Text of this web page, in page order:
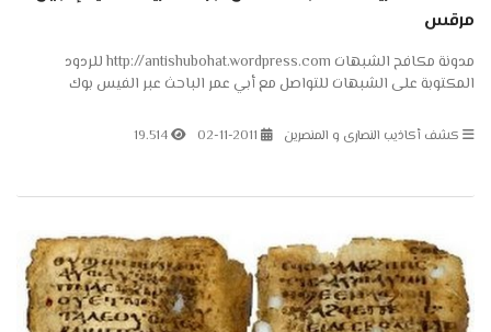
مرقس
مدونة مكافح الشبهات http://antishubohat.wordpress.com للردود
المكتوبة على الشبهات للتواصل مع أبي عمر الباحث عبر الفيس بوك
كشف أكاذيب النصارى و المنصرين 02-11-2011
19.514